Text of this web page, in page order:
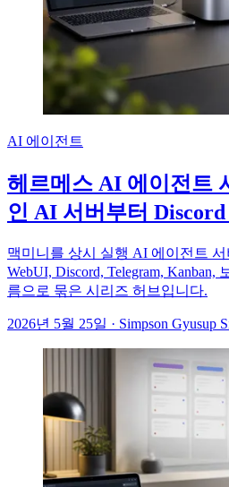
AI 에이전트
헤르메스 AI 에이전트
인 AI 서버부터 Discord
맥미니를 상시 실행 AI 에이전트 서
WebUI, Discord, Telegram,
름으로 묶은 시리즈 허브입니다.
2026년 5월 25일 · Simpson Gyusup